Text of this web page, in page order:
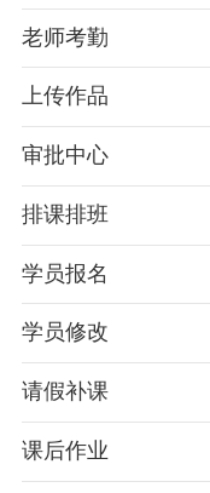
老师考勤
上传作品
审批中心
排课排班
学员报名
学员修改
请假补课
课后作业